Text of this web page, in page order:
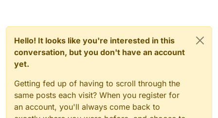
Hello! It looks like you're interested in this
conversation, but you don't have an account
yet.
Getting fed up of having to scroll through the
same posts each visit? When you register for
an account, you'll always come back to